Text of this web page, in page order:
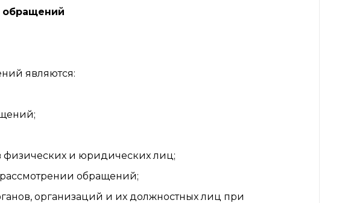
обращений
являются:
физических и юридических лиц;
обращений;
организаций и их должностных лиц при